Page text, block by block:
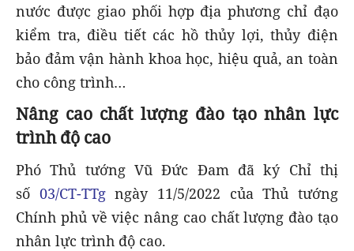
nước được giao phối hợp địa phương chỉ đạo
kiểm tra, điều tiết các hồ thủy lợi, thủy điện
bảo đảm vận hành khoa học, hiệu quả, an toàn
cho công trình…
Nâng cao chất lượng đào tạo nhân lực
trình độ cao
Phó Thủ tướng Vũ Đức Đam đã ký Chỉ thị
số 03/CT-TTgngày 11/5/2022 của Thủ tướng
Chính phủ về việc nâng cao chất lượng đào tạo
nhân lực trình độ cao.